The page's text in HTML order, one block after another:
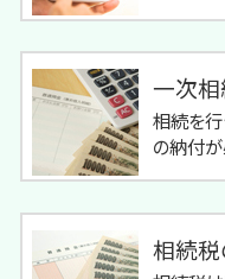
一次
相続を
の納付が
相続税